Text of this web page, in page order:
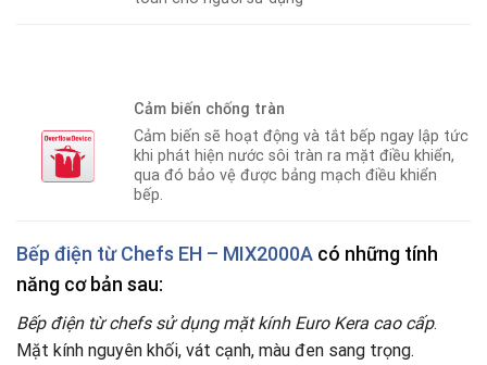
Cảm biến chống tràn
Cảm biến sẽ hoạt động và tắt bếp ngay lập tức
khi phát hiện nước sôi tràn ra mặt điều khiển,
qua đó bảo vệ được bảng mạch điều khiển
bếp.
Bếp điện từ Chefs EH – MIX2000A có những tính
năng cơ bản sau:
Bếp điện từ chefs sử dụng mặt kính Euro Kera cao cấp.
Mặt kính nguyên khối, vát cạnh, màu đen sang trọng.